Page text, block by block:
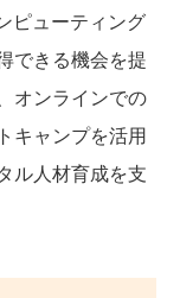
ピューティング
できる機会を提
オンラインでの
キャンプを活用
ル人材育成を支